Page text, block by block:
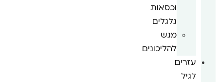
וכסאות
גלגלים
מגש
להליכונים
עזרים
לגיל